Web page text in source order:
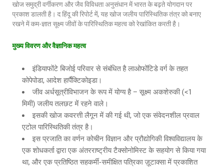
खोज समुद्री वर्गीकरण और जैव विविधता अनुसंधान में भारत के बढ़ते योगदान पर
प्रकाश डालती है। द हिंदू की रिपोर्ट में, यह खोज जलीय पारिस्थितिक तंत्र को बनाए
रखने में कम-ज्ञात सूक्ष्म जीवों के पारिस्थितिक महत्व को रेखांकित करती है।
मुख्यविवरणऔरवैज्ञानिकमहत्व
इंडियाफोंटे बिजोई परिवार से संबंधित है लाओफोंटिडे वर्ग के तहत
कोपेपोडा, आदेश हार्पैक्टिकोइडा।
जीव अर्धसूत्रीविभाजन के रूप में योग्य है – सूक्ष्म अकशेरुकी (<1
मिमी) जलीय तलछट में रहने वाले।
इसकी खोज कवरत्ती लैगून में की गई थी, जो एक संवेदनशील प्रवाल
एटोल पारिस्थितिकी तंत्र है।
इस प्रजाति का वर्णन कोचीन विज्ञान और प्रौद्योगिकी विश्वविद्यालय के
एक शोधकर्ता द्वारा एक अंतरराष्ट्रीय टैक्सोनोमिस्ट के सहयोग से किया गया
था, और एक प्रतिष्ठित सहकर्मी-समीक्षित पत्रिका ज़ूटाक्सा में प्रकाशित